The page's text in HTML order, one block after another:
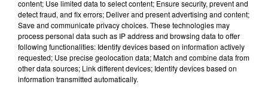
content; Use limited data to select content; Ensure security, prevent and
detect fraud, and fix errors; Deliver and present advertising and content;
Save and communicate privacy choices. These technologies may
process personal data such as IP address and browsing data to offer
following functionalities: Identify devices based on information actively
requested; Use precise geolocation data; Match and combine data from
other data sources; Link different devices; Identify devices based on
information transmitted automatically.